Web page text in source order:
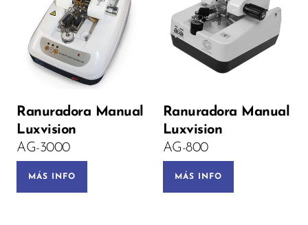
Ranuradora Manual
Luxvision
AG-3000
MÁS INFO
Voltage:
PRE-ORDEN
Ranuradora Manual
Luxvision
AG-800
MÁS INFO